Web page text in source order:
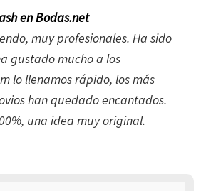
en Bodas.net
muy profesionales. Ha sido
gustado mucho a los
lo llenamos rápido, los más
han quedado encantados.
una idea muy original.